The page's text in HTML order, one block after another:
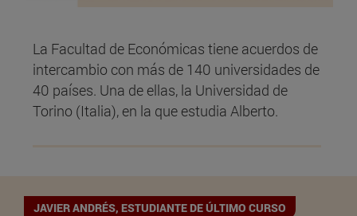
La Facultad de Económicas tiene acuerdos de
intercambio con más de 140 universidades de
40 países. Una de ellas, la Universidad de
Torino (Italia), en la que estudia Alberto.
JAVIER ANDRÉS, ESTUDIANTE DE ÚLTIMO CURSO